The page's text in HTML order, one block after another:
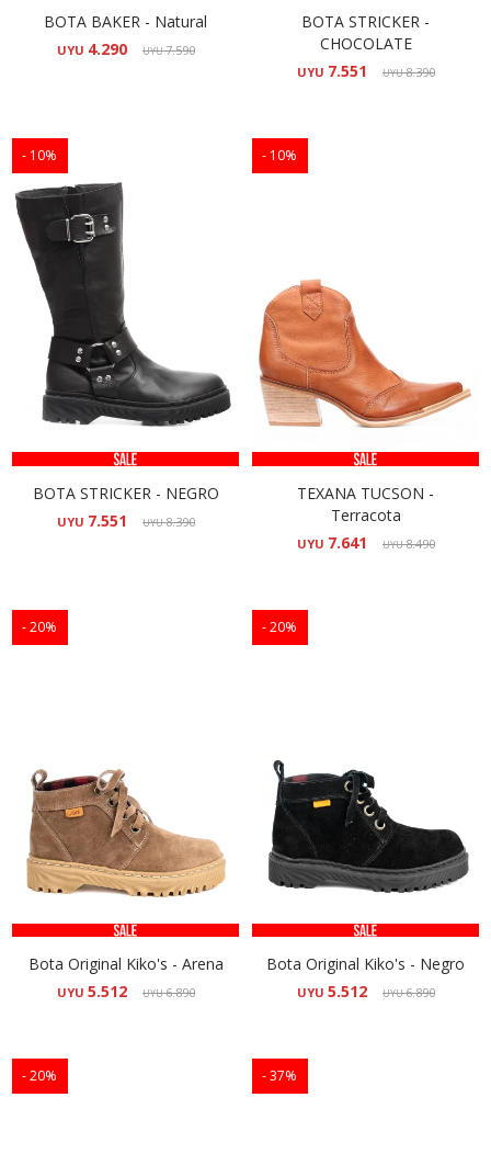
BOTA BAKER - Natural
UYU 4.290 UYU7.590
BOTA STRICKER -
CHOCOLATE
UYU 7.551 UYU8.390
10
BOTA STRICKER - NEGRO
UYU 7.551 UYU8.390
10
TEXANA TUCSON -
Terracota
UYU 7.641 UYU8.490
20
Bota Original Kiko's - Arena
UYU 5.512 UYU6.890
20
Bota Original Kiko's - Negro
UYU 5.512 UYU6.890
20 37